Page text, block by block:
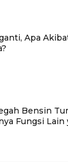
Apa
Bensin
Fungsi Lain